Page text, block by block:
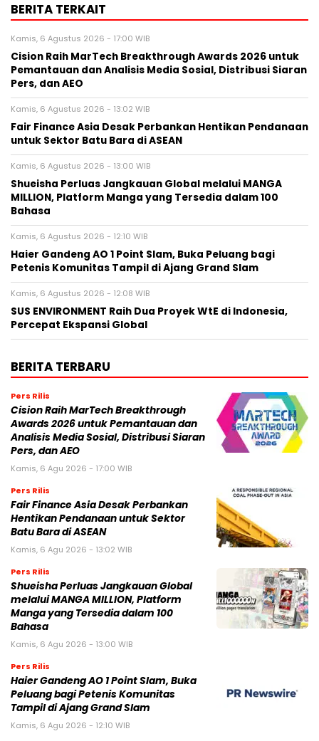
BERITA TERKAIT
Kamis, 6 Agustus 2026 - 17:00 WIB
Cision Raih MarTech Breakthrough Awards 2026 untuk
Pemantauan dan Analisis Media Sosial, Distribusi Siaran
Pers, dan AEO
Kamis, 6 Agustus 2026 - 13:02 WIB
Fair Finance Asia Desak Perbankan Hentikan Pendanaan
untuk Sektor Batu Bara di ASEAN
Kamis, 6 Agustus 2026 - 13:00 WIB
Shueisha Perluas Jangkauan Global melalui MANGA
MILLION, Platform Manga yang Tersedia dalam 100
Bahasa
Kamis, 6 Agustus 2026 - 12:10 WIB
Haier Gandeng AO 1 Point Slam, Buka Peluang bagi
Petenis Komunitas Tampil di Ajang Grand Slam
Kamis, 6 Agustus 2026 - 12:08 WIB
SUS ENVIRONMENT Raih Dua Proyek WtE di Indonesia,
Percepat Ekspansi Global
BERITA TERBARU
Pers Rilis
Cision Raih MarTech Breakthrough
Awards 2026 untuk Pemantauan dan
Analisis Media Sosial, Distribusi Siaran
Pers, dan AEO
Kamis, 6 Agu 2026 - 17:00 WIB
Pers Rilis
Fair Finance Asia Desak Perbankan
Hentikan Pendanaan untuk Sektor
Batu Bara di ASEAN
Kamis, 6 Agu 2026 - 13:02 WIB
Pers Rilis
Shueisha Perluas Jangkauan Global
melalui MANGA MILLION, Platform
Manga yang Tersedia dalam 100
Bahasa
Kamis, 6 Agu 2026 - 13:00 WIB
Pers Rilis
Haier Gandeng AO 1 Point Slam, Buka
Peluang bagi Petenis Komunitas
Tampil di Ajang Grand Slam
Kamis, 6 Agu 2026 - 12:10 WIB